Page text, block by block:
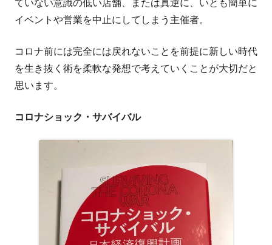
イベントや営業を中止にしてしまう主催者。
コロナ前には完全には戻れないことを前提に新しい時代
を生き抜く術を柔軟な発想で考えていくことが大切だと
思います。
コロナショック・サバイバル